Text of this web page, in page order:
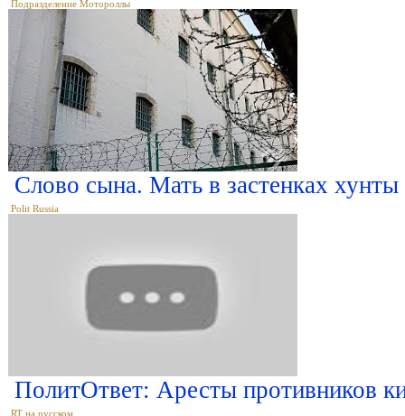
Подразделение Мотороллы
Слово сына. Мать в застенках хунты
Polit Russia
ПолитОтвет: Аресты противников
RT на русском